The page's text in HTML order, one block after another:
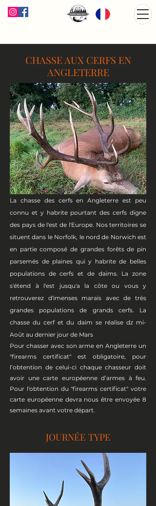
CHASSE AUX CERFS EN
ANGLETERRE
La chasse des cerfs en Angleterre est peu
connu et y habrite pourtant des cerfs digne
des pays de l'est de l'Europe. Nos territoires se
situent dans le Norfolk, le nord de Norwich est
en partie composé de grandes forêts de pin
parsemés de plaines qui y habrite de belles
populations de cerfs et de daims. La zone
s'étend à l'est jusqu'a la côte ou vous y
retrouverez d'imenses marais avec de très
grandes populations de grands cerfs. La
chasse du cerf et du daim se réalise dz mi-
Août au dernier jour de Mars
Pour chasser avec son arme en Angleterre un
″firearms certificat″ est obligatoire, pour
l’obtention de celui-ci chaque chasseur doit
avoir une carte européenne d’armes à feu.
Pour l'obtention du ″firearms certificat″ votre
carte européenne devra nous être envoyée 8
semaines avant votre départ.
JOURNÉE TYPE